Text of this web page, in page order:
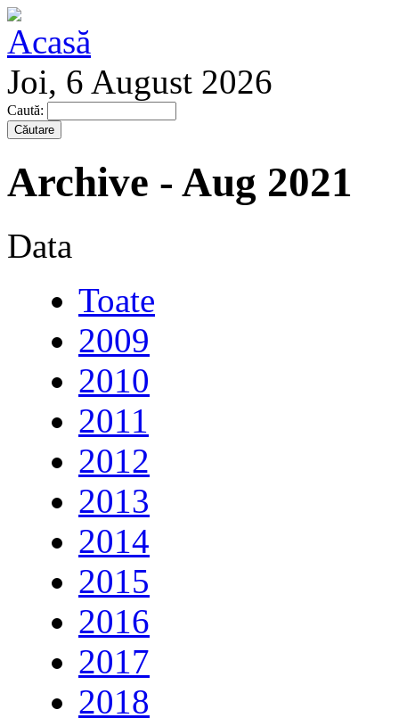
Joi, 6 August 2026
Caută:
Archive - Aug 2021
Data
Toate
2009
2010
2011
2012
2013
2014
2015
2016
2017
2018